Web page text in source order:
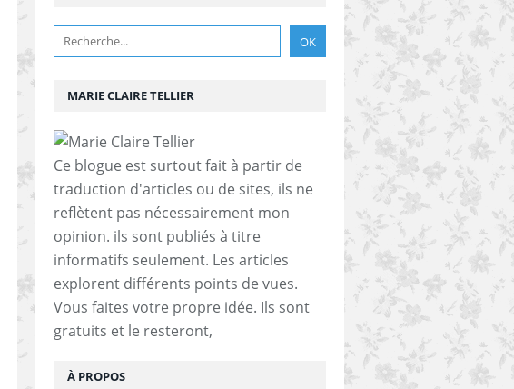
MARIE CLAIRE TELLIER
Ce blogue est surtout fait à partir de
traduction d'articles ou de sites, ils ne
reflètent pas nécessairement mon
opinion. ils sont publiés à titre
informatifs seulement. Les articles
explorent différents points de vues.
Vous faites votre propre idée. Ils sont
gratuits et le resteront,
À PROPOS